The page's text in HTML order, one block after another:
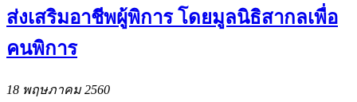
ส่งเสริมอาชีพผู้พิการ โดยมูลนิธิสากลเพื่อ
คนพิการ
18 พฤษภาคม 2560